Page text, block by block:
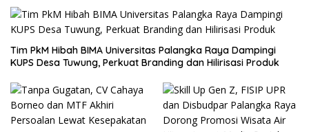
Tim PkM Hibah BIMA Universitas Palangka Raya Dampingi
KUPS Desa Tuwung, Perkuat Branding dan Hilirisasi Produk